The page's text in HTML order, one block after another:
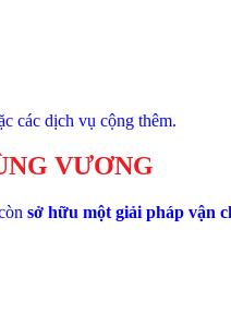
các dịch vụ cộng thêm.
VƯƠNG
sở hữu một giải pháp vận